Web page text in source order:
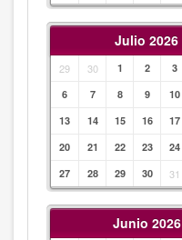
Julio 2026
29 30 1 2 3
6
7 8 9 10
13
14 15 16 17
20
21 22 23 24
27
28 29 30 31
Junio 2026